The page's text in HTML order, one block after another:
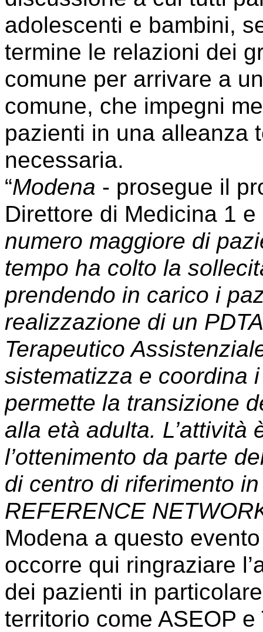
adolescenti e bambini,
termine le relazioni dei
comune per arrivare a
comune, che impegni
pazienti in una alleanza
necessaria.
“Modena - prosegue il
Direttore di Medicina 1
numero maggiore di
tempo ha colto la
prendendo in carico i
realizzazione di un
Terapeutico
sistematizza e coordina
permette la transizione
alla età adulta. L’attività
l’ottenimento da parte
di centro di riferimento
REFERENCE
Modena a questo
occorre qui ringraziare
dei pazienti in
territorio come ASEOP